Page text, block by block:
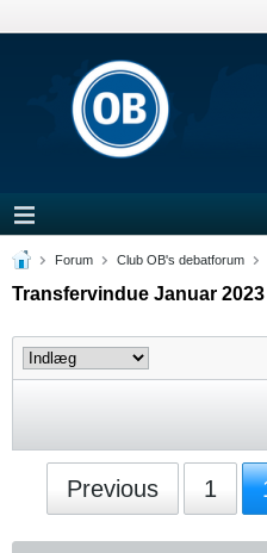
Forum Club OB's debatforum
Transfervindue Januar 2023
Previous 1